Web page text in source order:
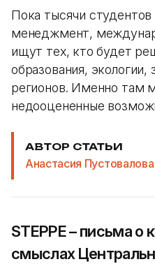
Пока тысячи
менеджмент,
ищут тех, кто будет
образования, экологии,
регионов. Именно там
недооцененные
АВТОР СТАТЬИ
Анастасия Пустовалова
STEPPE – письма о
смыслах